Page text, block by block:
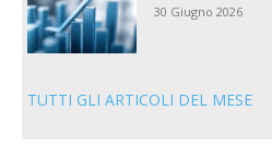
30 Giugno 2026
TUTTI GLI ARTICOLI DEL MESE